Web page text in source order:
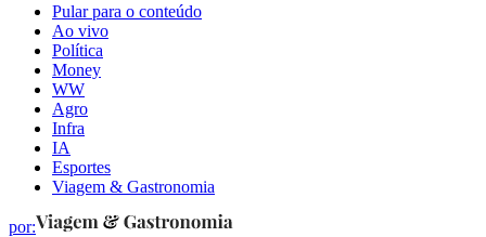
Pular para o conteúdo
Ao vivo
Política
Money
WW
Agro
Infra
IA
Esportes
Viagem & Gastronomia
por: